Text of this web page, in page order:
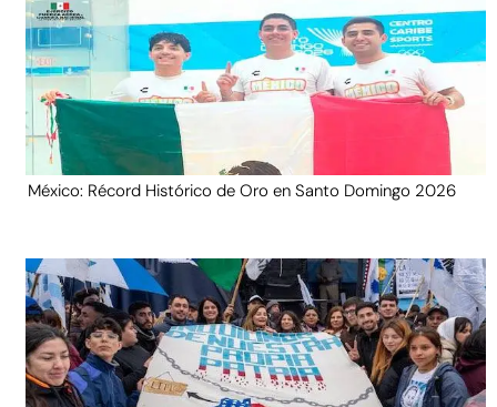
México: Récord Histórico de Oro en Santo Domingo 2026